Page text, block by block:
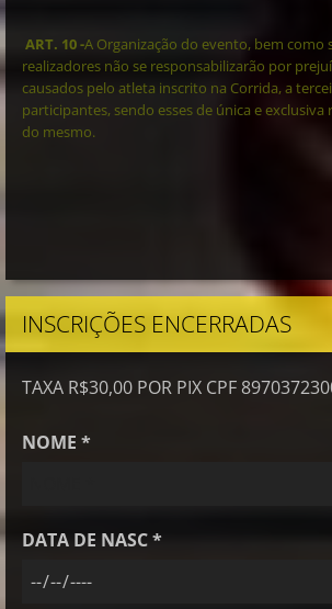
ART. 10 -A Organização do evento, bem como
realizadores não se responsabilizarão por
causados pelo atleta inscrito na Corrida, a
participantes, sendo esses de única e
do mesmo.
INSCRIÇÕES ENCERRADAS
TAXA R$30,00 POR PIX CPF
NOME *
DATA DE NASC *